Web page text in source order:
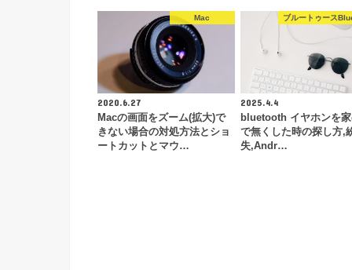
Mac
2020.6.27
Macの画面をズーム(拡大)で
きない場合の対処方法とショ
ートカットとマウ…
ブルートゥース
2025.4.4
bluetooth イヤホンを
で無くした時の探し方,
失,Andr…